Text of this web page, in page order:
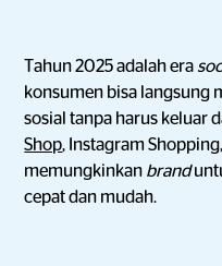
Tahun 2025 adalah era
konsumen bisa langsung
sosial tanpa harus keluar
Shop, Instagram
memungkinkan brand
cepat dan mudah.